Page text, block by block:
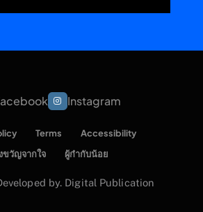
Instagram
Terms
Accessibility
ขวัญจากใจ
ผู้กำกับน้อย
by. Digital Publication